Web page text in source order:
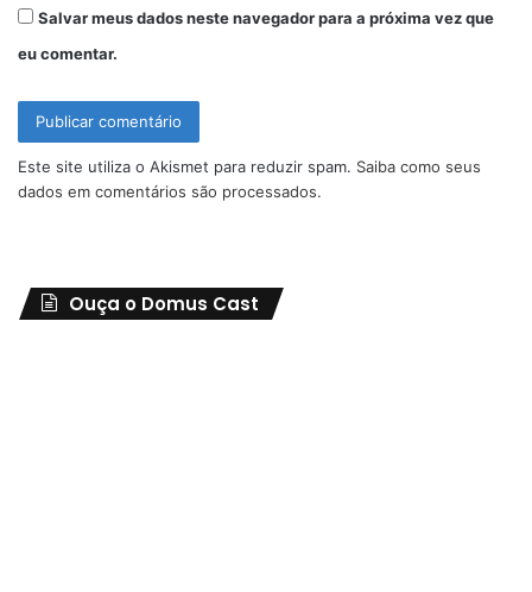
Salvar meus dados neste navegador para a próxima vez que
eu comentar.
Este site utiliza o Akismet para reduzir spam. Saiba como seus
dados em comentários são processados.
Ouça o Domus Cast